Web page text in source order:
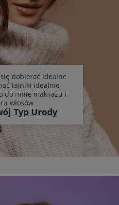
dobierać idealne
tajniki idealnie
do mnie makijażu i
włosów
Typ Urody